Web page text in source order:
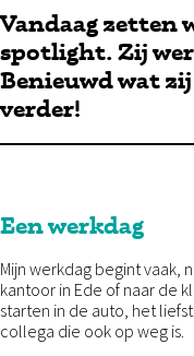
Vandaag zetten
spotlight. Zij
Benieuwd wat zij
verder!
Een werkdag
Mijn werkdag begint vaak,
kantoor in Ede of naar de
starten in de auto, het
collega die ook op weg is.